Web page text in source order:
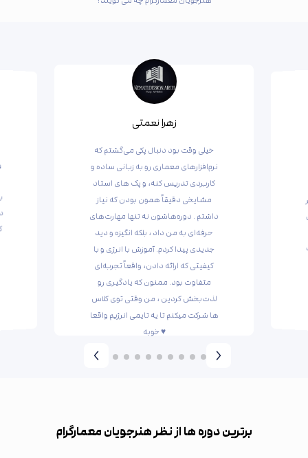
زهرا نعمتی
خیلی وقت بود دنبال پکی می‌گشتم که
نرم‌افزارهای معماری رو به زبانی ساده و
کاربردی تدریس کنه، و پک های استاد
مشایخی دقیقاً همون بودن که نیاز
داشتم . دوره‌هاشون نه تنها مهارت‌های
حرفه‌ای به من داد ، بلکه انگیزه و دید
جدیدی پیدا کردم. آموزش با انرژی و با
کیفیتی که ارائه دادن، واقعاً تجربه‌ای
متفاوت بود. ممنون که یادگیری رو
لذت‌بخش کردین ، من وقتی توی کلاس
ها شرکت میکنم تا یه تایمی انرژیم واقعا
خوبه ♥️
برترین دوره ها از نظر هنرجویان معمارگرام